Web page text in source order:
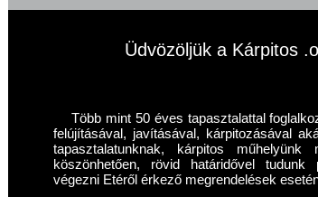
Üdvözöljük a Kárpitos
Több mint 50 éves tapasztalattal
felújításával, javításával, kárpitozásával
tapasztalatunknak, kárpitos műhelyünk
köszönhetően, rövid határidővel tudunk
végezni Etéről érkező megrendelések